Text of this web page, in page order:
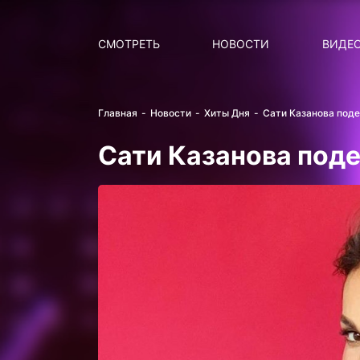
СМОТРЕТЬ НОВОСТИ
Главная Новости Хиты Дня Сати Казанова
Сати Казанова